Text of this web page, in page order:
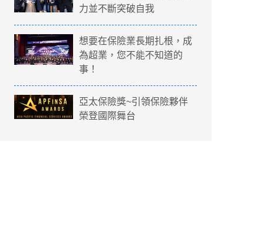
力並不斷突破自我
想要在保險業長期扎根，成
為超業，您不能不知道的
事！
亞太保險獎~引領保險夥伴
榮登國際舞台